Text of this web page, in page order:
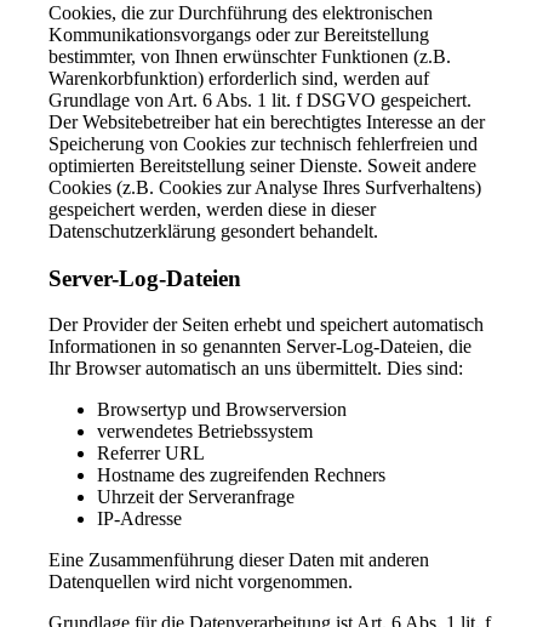
Cookies, die zur Durchführung des elektronischen
Kommunikationsvorgangs oder zur Bereitstellung
bestimmter, von Ihnen erwünschter Funktionen (z.B.
Warenkorbfunktion) erforderlich sind, werden auf
Grundlage von Art. 6 Abs. 1 lit. f DSGVO gespeichert.
Der Websitebetreiber hat ein berechtigtes Interesse an der
Speicherung von Cookies zur technisch fehlerfreien und
optimierten Bereitstellung seiner Dienste. Soweit andere
Cookies (z.B. Cookies zur Analyse Ihres Surfverhaltens)
gespeichert werden, werden diese in dieser
Datenschutzerklärung gesondert behandelt.
Server-Log-Dateien
Der Provider der Seiten erhebt und speichert automatisch
Informationen in so genannten Server-Log-Dateien, die
Ihr Browser automatisch an uns übermittelt. Dies sind:
Browsertyp und Browserversion
verwendetes Betriebssystem
Referrer URL
Hostname des zugreifenden Rechners
Uhrzeit der Serveranfrage
IP-Adresse
Eine Zusammenführung dieser Daten mit anderen
Datenquellen wird nicht vorgenommen.